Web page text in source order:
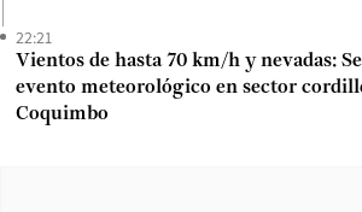
22:21
Vientos de hasta 70 km/h y nevadas:
evento meteorológico en sector
Coquimbo